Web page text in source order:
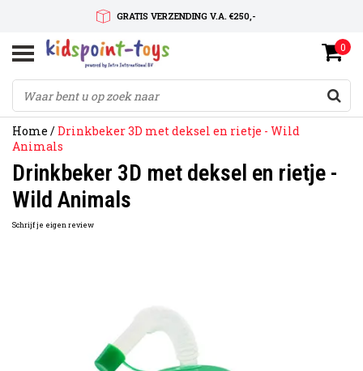
GRATIS VERZENDING V.A. €250,-
SNELLE LEVERTIJD
SERVICE OP MAAT
0
Home /Drinkbeker 3D met deksel en rietje - Wild
Animals
Drinkbeker 3D met deksel en rietje -
Wild Animals
Schrijf je eigen review